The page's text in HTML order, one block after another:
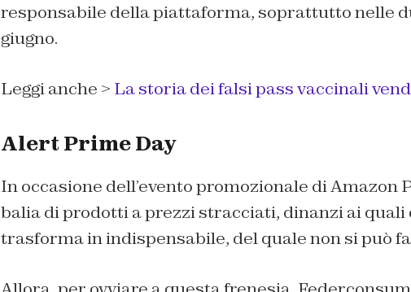
responsabile della piattaforma, soprattutto nelle
giugno.
Leggi anche > La storia dei falsi pass vaccinali
Alert Prime Day
In occasione dell’evento promozionale di Amazon
balia di prodotti a prezzi stracciati, dinanzi ai
trasforma in indispensabile, del quale non si può